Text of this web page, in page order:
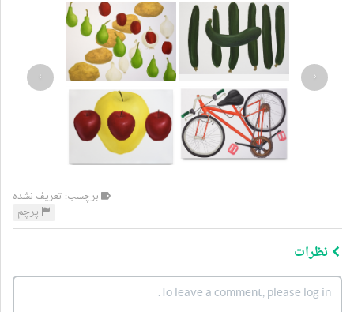
‹
›
برچسب: تعریف نشده
پرچم
نظرات